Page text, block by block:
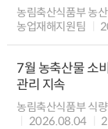
농림축산식품부 농
농업재해지원팀
7월 농축산물 소
관리 지속
농림축산식품부 식
2026.08.04